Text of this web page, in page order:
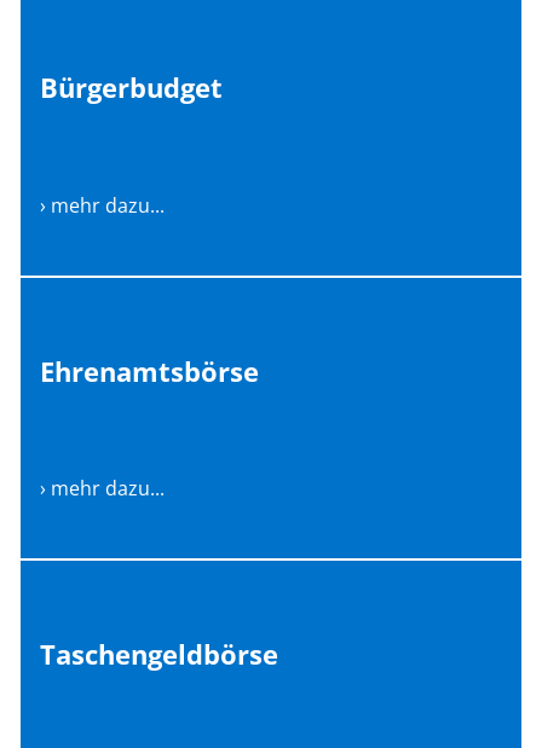
Bürgerbudget
› mehr dazu...
Ehrenamtsbörse
› mehr dazu...
Taschengeldbörse